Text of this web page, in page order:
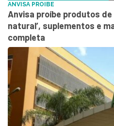
ANVISA PROIBE
Anvisa proíbe produtos de
natural’, suplementos e
completa